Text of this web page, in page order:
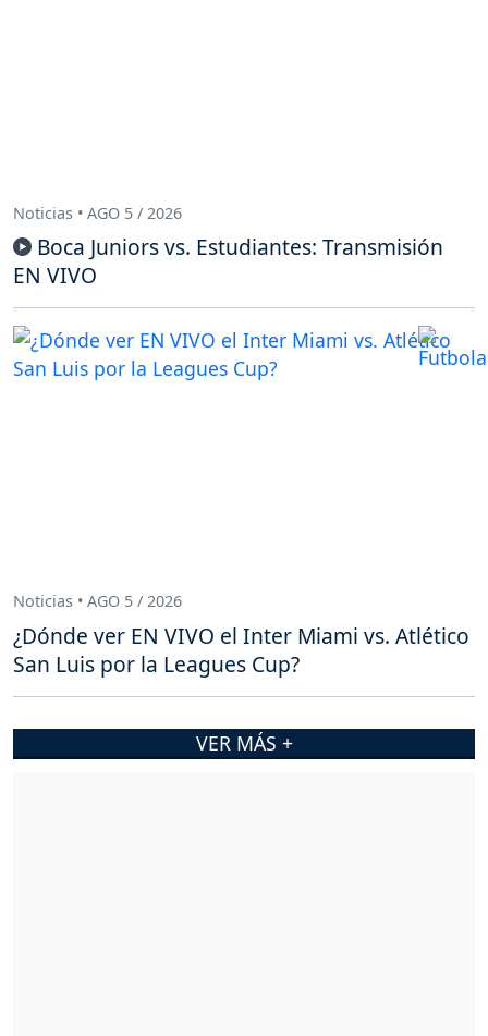
Noticias • AGO 5 / 2026
Boca Juniors vs. Estudiantes: Transmisión
EN VIVO
Noticias • AGO 5 / 2026
¿Dónde ver EN VIVO el Inter Miami vs. Atlético
San Luis por la Leagues Cup?
VER MÁS +